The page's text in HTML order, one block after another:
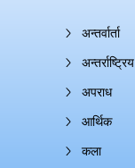
अन्तर्वार्ता
अन्तर्राष्ट्रिय
अपराध
आर्थिक
कला